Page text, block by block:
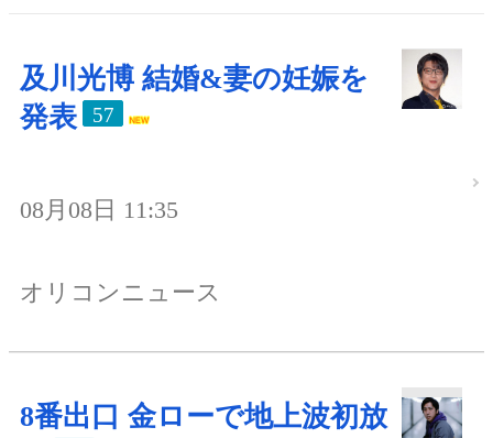
及川光博 結婚&妻の妊娠を
発表
57
08月08日 11:35
オリコンニュース
8番出口 金ローで地上波初放